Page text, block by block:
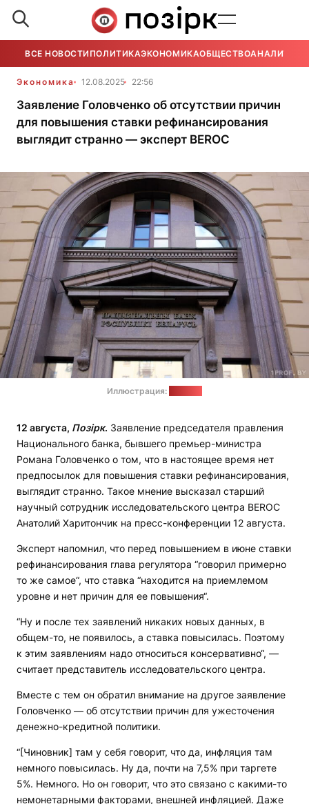
ВСЕ НОВОСТИ ПОЛИТИКАЭКОНОМИКАОБЩЕСТВОАНАЛИТИКА
Экономика 12.08.2025 22:56
Заявление Головченко об отсутствии причин
для повышения ставки рефинансирования
выглядит странно — эксперт BEROC
Иллюстрация:
12 августа, Позірк. Заявление председателя правления
Национального банка, бывшего премьер-министра
Романа Головченко о том, что в настоящее время нет
предпосылок для повышения ставки рефинансирования,
выглядит странно. Такое мнение высказал старший
научный сотрудник исследовательского центра BEROC
Анатолий Харитончик на пресс-конференции 12 августа.
Эксперт напомнил, что перед повышением в июне ставки
рефинансирования глава регулятора “говорил примерно
то же самое“, что ставка “находится на приемлемом
уровне и нет причин для ее повышения“.
“Ну и после тех заявлений никаких новых данных, в
общем-то, не появилось, а ставка повысилась. Поэтому
к этим заявлениям надо относиться консервативно“, —
считает представитель исследовательского центра.
Вместе с тем он обратил внимание на другое заявление
Головченко — об отсутствии причин для ужесточения
денежно-кредитной политики.
“[Чиновник] там у себя говорит, что да, инфляция там
немного повысилась. Ну да, почти на 7,5% при таргете
5%. Немного. Но он говорит, что это связано с какими-то
немонетарными факторами, внешней инфляцией. Даже